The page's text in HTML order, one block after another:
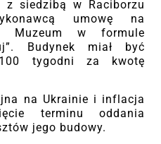
z siedzibą w Raciborzu
umowę na
Muzeum w formule
Budynek miał być
tygodni za kwotę
na Ukrainie i inflacja
terminu oddania
jego budowy.